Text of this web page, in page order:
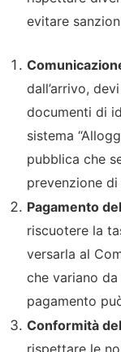
evitare
dall’arrivo,
documenti di
sistema
pubblica che
prevenzione
Pagamento
riscuotere la
versarla al
che variano
pagamento
Conformità